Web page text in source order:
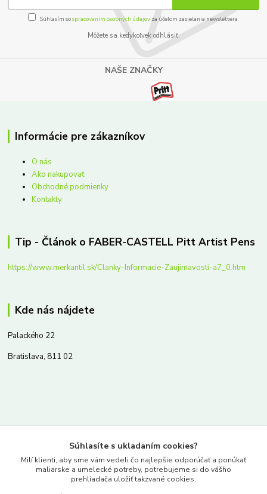
Súhlasím sospracovaním osobných údajov za účelom zasielania newslettera.
Môžete sa kedykoľvek odhlásiť.
NAŠE ZNAČKY
Informácie pre zákazníkov
O nás
Ako nakupovať
Obchodné podmienky
Kontakty
Tip - Článok o FABER-CASTELL Pitt Artist Pens
https://www.merkantil.sk/Clanky-Informacie-Zaujimavosti-a7_0.htm
Kde nás nájdete
Palackého 22
Bratislava, 811 02
www.merkantil.sk
Súhlasíte s ukladaním cookies?
Milí klienti, aby sme vám vedeli čo najlepšie odporúčať a ponúkať
maliarske a umelecké potreby, potrebujeme si do vášho
prehliadača uložiť takzvané cookies.